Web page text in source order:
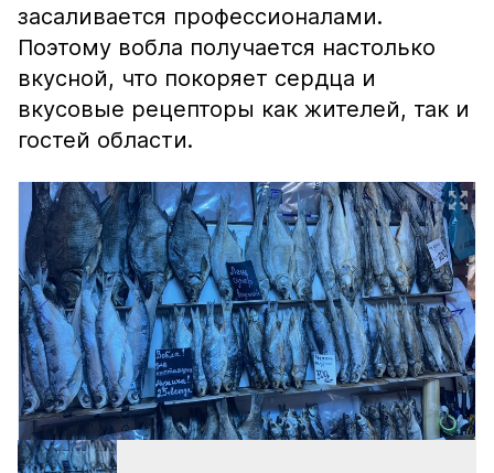
засаливается профессионалами.
Поэтому вобла получается настолько
вкусной, что покоряет сердца и
вкусовые рецепторы как жителей, так и
гостей области.